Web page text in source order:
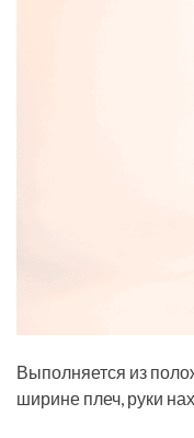
Выполняется из
ширине плеч, руки